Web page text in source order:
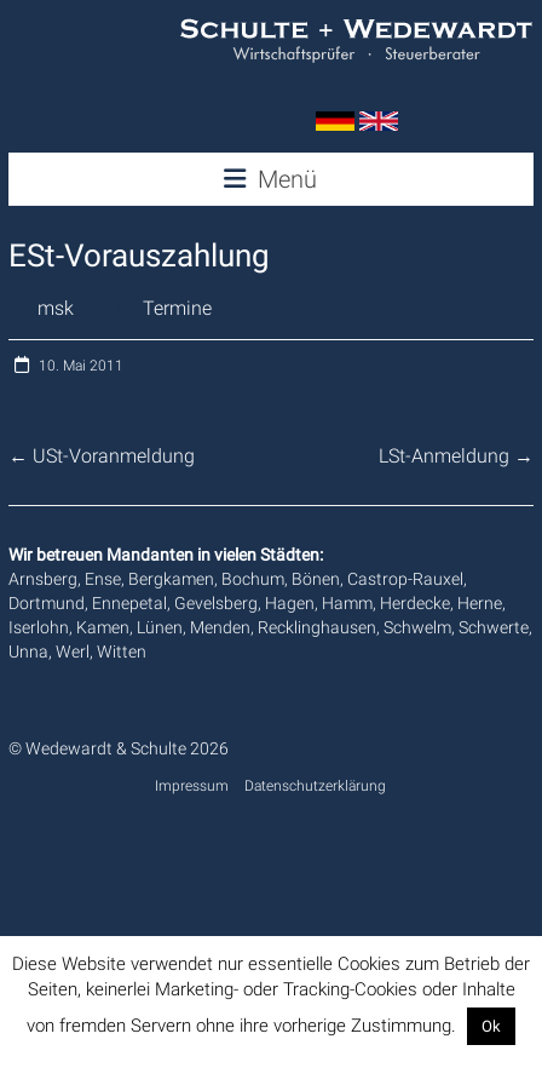
Wedewardt
&
Schulte
Menü
ESt-Vorauszahlung
msk Termine
10. Mai 2011
← USt-Voranmeldung LSt-Anmeldung →
Wir betreuen Mandanten in vielen Städten:
Arnsberg, Ense, Bergkamen, Bochum, Bönen, Castrop-Rauxel,
Dortmund, Ennepetal, Gevelsberg, Hagen, Hamm, Herdecke, Herne,
Iserlohn, Kamen, Lünen, Menden, Recklinghausen, Schwelm, Schwerte,
Unna, Werl, Witten
© Wedewardt & Schulte 2026
Impressum Datenschutzerklärung
Diese Website verwendet nur essentielle Cookies zum Betrieb der
Seiten, keinerlei Marketing- oder Tracking-Cookies oder Inhalte
von fremden Servern ohne ihre vorherige Zustimmung.
Ok